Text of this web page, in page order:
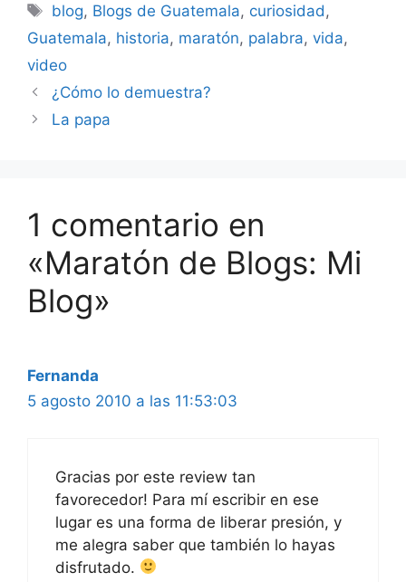
Etiquetas
blog, Blogs de Guatemala, curiosidad,
Guatemala, historia, maratón, palabra, vida,
video
¿Cómo lo demuestra?
La papa
1 comentario en
«Maratón de Blogs: Mi
Blog»
Fernanda
5 agosto 2010 a las 11:53:03
Gracias por este review tan
favorecedor! Para mí escribir en ese
lugar es una forma de liberar presión, y
me alegra saber que también lo hayas
disfrutado.